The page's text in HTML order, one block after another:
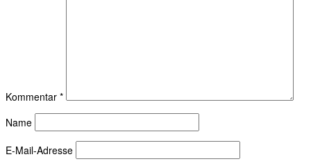
Kommentar *
Name
E-Mail-Adresse